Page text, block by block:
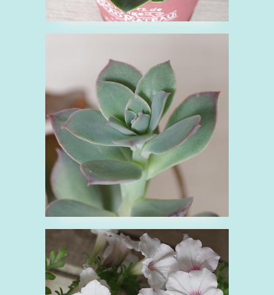
え
ベンケイソウ科 多肉植物 緑 観
葉植物
■ペチュニア
ぺ
ナス科
ピンク 白 花